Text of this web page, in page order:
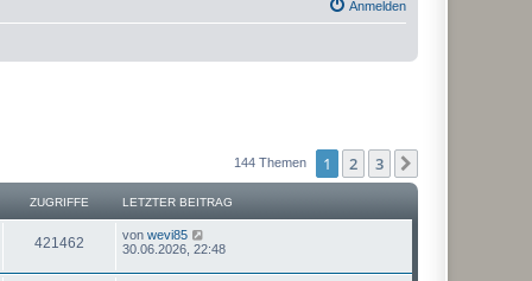
Anmelden
144 Themen 1 2 3
ZUGRIFFE LETZTER BEITRAG
421462 von wevi85
30.06.2026, 22:48